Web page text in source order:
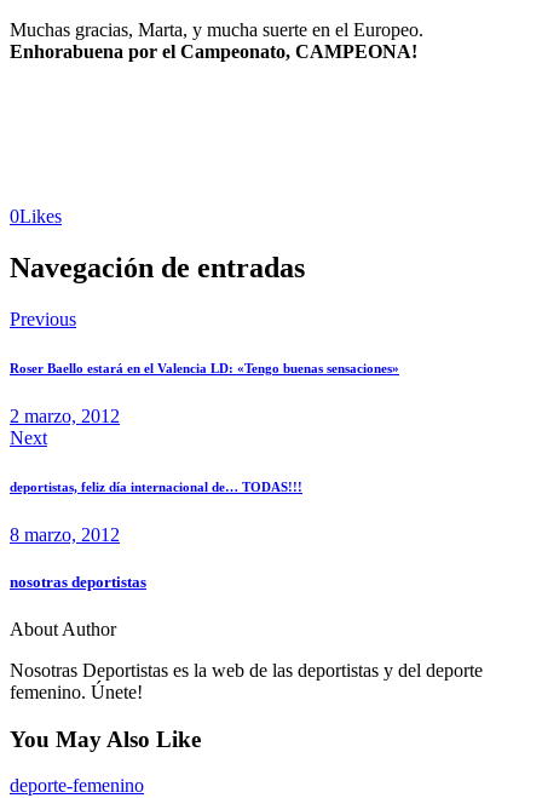
Muchas gracias, Marta, y mucha suerte en el Europeo.
Enhorabuena por el Campeonato, CAMPEONA!
0Likes
Navegación de entradas
Previous
Roser Baello estará en el Valencia LD: «Tengo buenas sensaciones»
2 marzo, 2012
Next
deportistas, feliz día internacional de… TODAS!!!
8 marzo, 2012
nosotras deportistas
About Author
Nosotras Deportistas es la web de las deportistas y del deporte
femenino. Únete!
You May Also Like
deporte-femenino